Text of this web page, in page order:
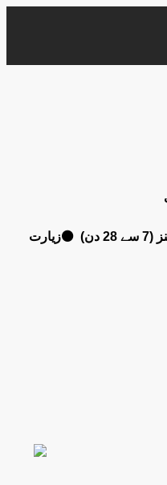
عمرہ ویزا اور ریٹرن فلائٹ ⚫گراؤنڈ ٹرانسپورٹیشن ⚫3 تا 5 اسٹار ہوٹل رہائش ⚫ایک ساتھ رہنے کے لیے فیملی رومز ⚫ہیلتھ انشورنس سہولت ⚫قیام کے مختلف آپشنز (7 سے 28 دن) ⚫زیارت